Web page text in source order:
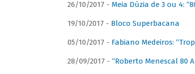
26/10/2017 - Meia Dúzia de 3 ou 4:
19/10/2017 - Bloco Superbacana
05/10/2017 - Fabiano Medeiros:
28/09/2017 - “Roberto Menescal 80